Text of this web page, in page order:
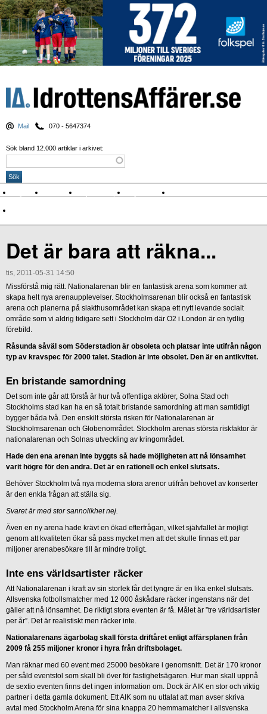
Mail 070 - 5647374
Sök bland 12.000 artiklar i arkivet:
Nyheter Krönikor Sport & spel Nyhetsbrev
Det är bara att räkna...
tis, 2011-05-31 14:50
Missförstå mig rätt. Nationalarenan blir en fantastisk arena som kommer att
skapa helt nya arenaupplevelser. Stockholmsarenan blir också en fantastisk
arena och planerna på slakthusområdet kan skapa ett nytt levande socialt
område som vi aldrig tidigare sett i Stockholm där O2 i London är en tydlig
förebild.
Råsunda såväl som Söderstadion är obsoleta och platsar inte utifrån någon
typ av kravspec för 2000 talet. Stadion är inte obsolet. Den är en antikvitet.
En bristande samordning
Det som inte går att förstå är hur två offentliga aktörer, Solna Stad och
Stockholms stad kan ha en så totalt bristande samordning att man samtidigt
bygger båda två. Den enskilt största risken för Nationalarenan är
Stockholmsarenan och Globenområdet. Stockholm arenas största riskfaktor är
nationalarenan och Solnas utveckling av kringområdet.
Hade den ena arenan inte byggts så hade möjligheten att nå lönsamhet
varit högre för den andra. Det är en rationell och enkel slutsats.
Behöver Stockholm två nya moderna stora arenor utifrån behovet av konserter
är den enkla frågan att ställa sig.
Svaret är med stor sannolikhet nej.
Även en ny arena hade krävt en ökad efterfrågan, vilket självfallet är möjligt
genom att kvaliteten ökar så pass mycket men att det skulle finnas ett par
miljoner arenabesökare till är mindre troligt.
Inte ens världsartister räcker
Att Nationalarenan i kraft av sin storlek får det tyngre är en lika enkel slutsats.
Allsvenska fotbollsmatcher med 12 000 åskådare räcker ingenstans när det
gäller att nå lönsamhet. De riktigt stora eventen är få. Målet är ”tre världsartister
per år”. Det är realistiskt men räcker inte.
Nationalarenans ägarbolag skall första driftåret enligt affärsplanen från
2009 få 255 miljoner kronor i hyra från driftsbolaget.
Man räknar med 60 event med 25000 besökare i genomsnitt. Det är 170 kronor
per såld eventstol som skall bli över för fastighetsägaren. Hur man skall uppnå
de sextio eventen finns det ingen information om. Dock är AIK en stor och viktig
partner i detta gamla dokument. Ett AIK som nu uttalat att man avser skriva
avtal med Stockholm Arena för sina knappa 20 hemmamatcher i allsvenska